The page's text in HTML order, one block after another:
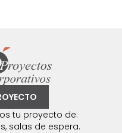
tu proyecto de:
salas de espera.